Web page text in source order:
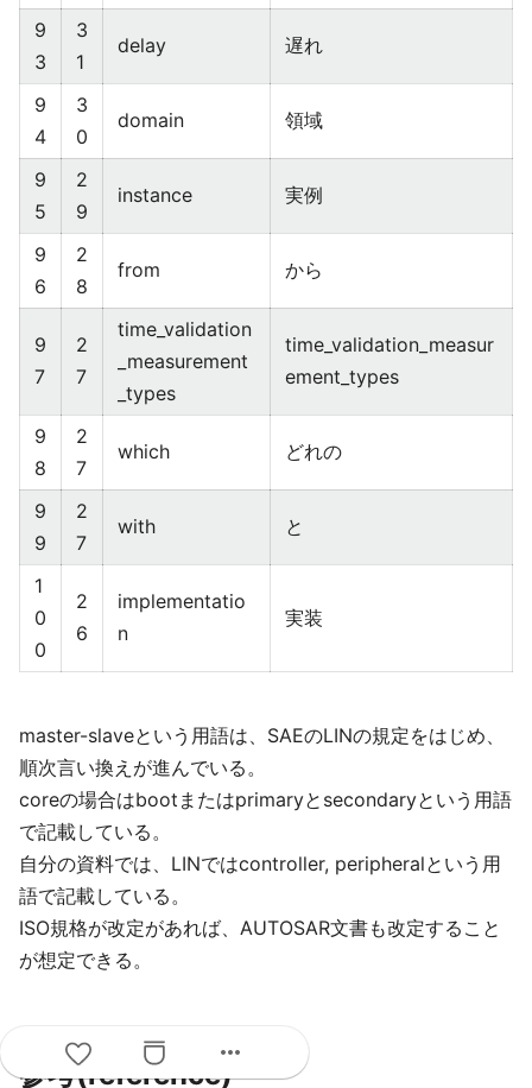
9
3
3
1
delay 遅れ
9
4
3
0
domain 領域
9
5
2
9
instance 実例
9
6
2
8
from から
9
7
2
7
time_validation
_measurement
_types
time_validation_measur
ement_types
9
8
2
7
which どれの
9
9
2
7
with と
1
0
0
2
6
implementatio
n
実装
master-slaveという用語は、SAEのLINの規定をはじめ、
順次言い換えが進んでいる。
coreの場合はbootまたはprimaryとsecondaryという用語
で記載している。
自分の資料では、LINではcontroller, peripheralという用
語で記載している。
ISO規格が改定があれば、AUTOSAR文書も改定すること
が想定できる。
参考(reference)
more_horiz